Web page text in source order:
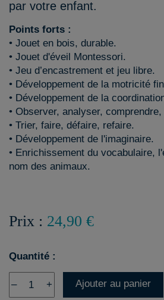
par votre enfant.
Points forts :
• Jouet en bois, durable.
• Jouet d'éveil Montessori.
• Jeu d’encastrement et jeu libre.
• Développement de la motricité
• Développement de la
• Observer, analyser,
• Trier, faire, défaire, refaire.
• Développement de l'imaginaire.
• Enrichissement du vocabulaire,
nom des animaux.
Prix : 24,90 €
Quantité :
– + Ajouter au panier